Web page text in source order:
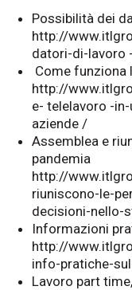
Possibilità dei
http://
datori-di-lavoro
Come funziona
http://
e- telelavoro -
aziende /
Assemblea e
pandemia
http://
riuniscono-le-
decisioni-nello-
Informazioni
http://
info-pratiche-
Lavoro part